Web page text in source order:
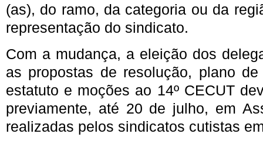
(as), do ramo, da categoria ou da
representação do sindicato.
Com a mudança, a eleição dos
as propostas de resolução, plano
estatuto e moções ao 14º CECUT
previamente, até 20 de julho, em
realizadas pelos sindicatos cutistas